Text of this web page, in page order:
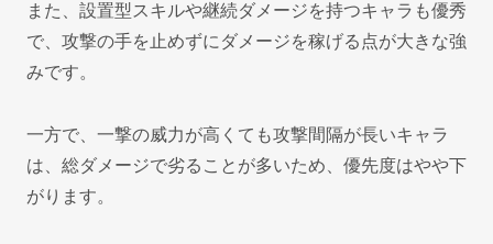
また、設置型スキルや継続ダメージを持つキャラも優秀
で、攻撃の手を止めずにダメージを稼げる点が大きな強
みです。
一方で、一撃の威力が高くても攻撃間隔が長いキャラ
は、総ダメージで劣ることが多いため、優先度はやや下
がります。